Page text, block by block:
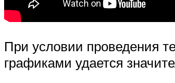
При условии проведения
графиками удается